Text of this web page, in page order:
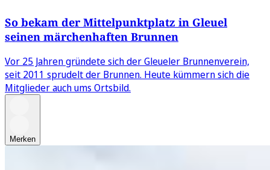
So bekam der Mittelpunktplatz in Gleuel
seinen märchenhaften Brunnen
Vor 25 Jahren gründete sich der Gleueler Brunnenverein,
seit 2011 sprudelt der Brunnen. Heute kümmern sich die
Mitglieder auch ums Ortsbild.
Merken